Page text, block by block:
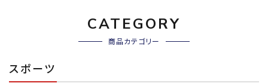
CATEGORY
商品カテゴリー
スポーツ